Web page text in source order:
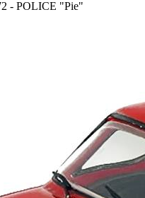
- POLICE "Pie"